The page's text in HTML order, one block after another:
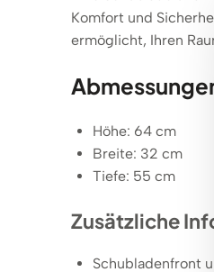
Komfort und
ermöglicht, Ihren
Höhe: 64 cm
Breite: 32 cm
Tiefe: 55 cm
Zusätzliche
Schubladenfront